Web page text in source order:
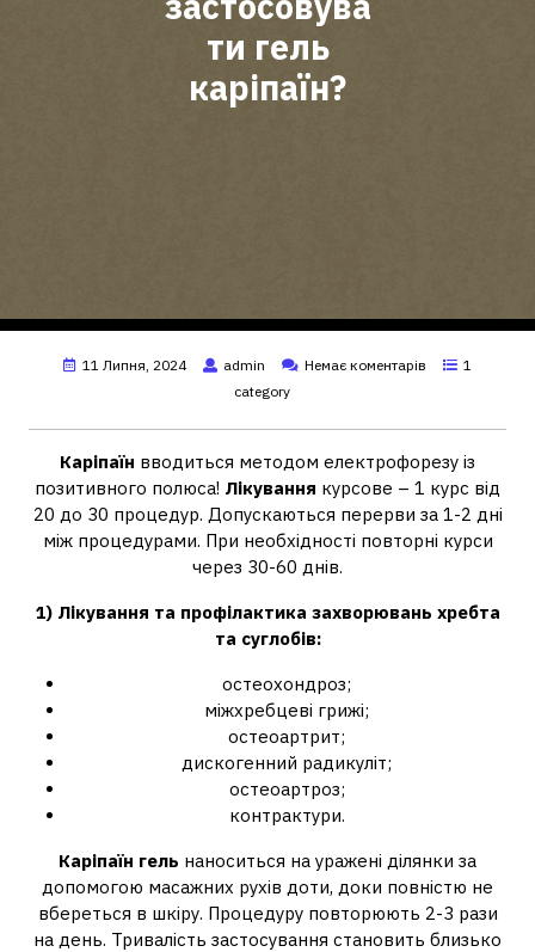
ти гель
каріпаїн?
11 Липня, 2024 admin Немає коментарів
1
category
Каріпаїн вводиться методом електрофорезу із
позитивного полюса! Лікування курсове – 1 курс від
20 до 30 процедур. Допускаються перерви за 1-2 дні
між процедурами. При необхідності повторні курси
через 30-60 днів.
1) Лікування та профілактика захворювань хребта
та суглобів:
остеохондроз;
міжхребцеві грижі;
остеоартрит;
дискогенний радикуліт;
остеоартроз;
контрактури.
Каріпаїн гель наноситься на уражені ділянки за
допомогою масажних рухів доти, доки повністю не
вбереться в шкіру. Процедуру повторюють 2-3 рази
на день. Тривалість застосування становить близько